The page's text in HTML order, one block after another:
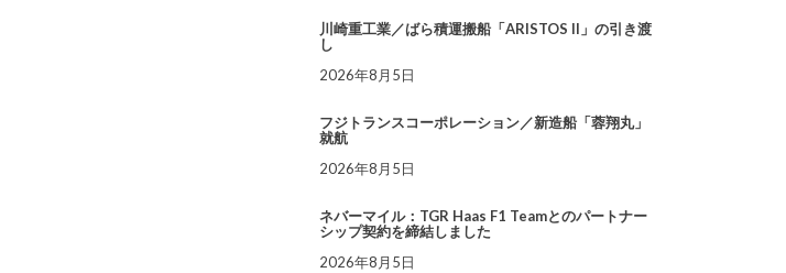
川崎重工業／ばら積運搬船「ARISTOS II」の引き渡
し
2026年8月5日
フジトランスコーポレーション／新造船「蓉翔丸」
就航
2026年8月5日
ネバーマイル：TGR Haas F1 Teamとのパートナー
シップ契約を締結しました
2026年8月5日